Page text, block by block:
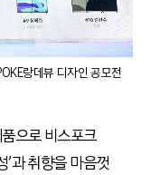
랑데뷰 디자인 공모전
으로 비스포크
’과 취향을 마음껏